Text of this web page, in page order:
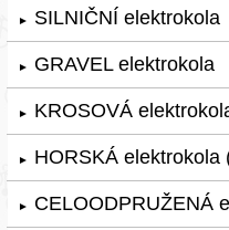
► SILNIČNÍ elektrokola
► GRAVEL elektrokola
► KROSOVÁ
► HORSKÁ elektrokola
► CELOODPRUŽENÁ